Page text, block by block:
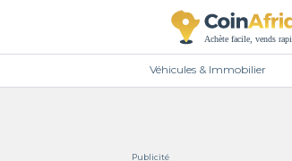
Véhicules & Immobilier
Publicité